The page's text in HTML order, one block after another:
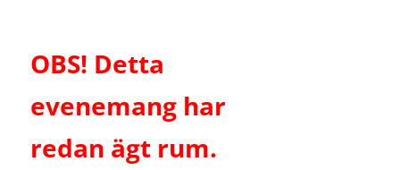
OBS! Detta
evenemang har
redan ägt rum.